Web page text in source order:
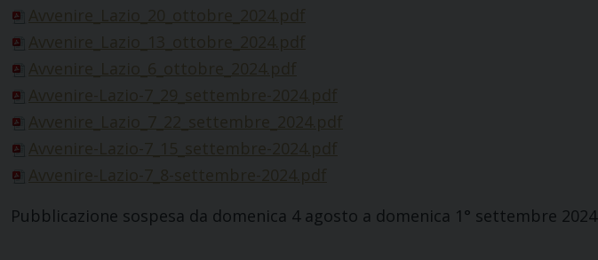
Avvenire_Lazio_20_ottobre_2024.pdf
Avvenire_Lazio_13_ottobre_2024.pdf
Avvenire_Lazio_6_ottobre_2024.pdf
Avvenire-Lazio-7_29_settembre-2024.pdf
Avvenire_Lazio_7_22_settembre_2024.pdf
Avvenire-Lazio-7_15_settembre-2024.pdf
Avvenire-Lazio-7_8-settembre-2024.pdf
Pubblicazione sospesa da domenica 4 agosto a domenica 1° settembre 2024